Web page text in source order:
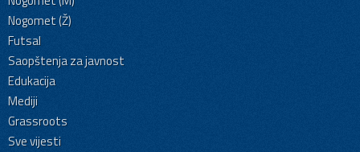
Nogomet (Ž)
Futsal
Saopštenja za javnost
Edukacija
Mediji
Grassroots
Sve vijesti